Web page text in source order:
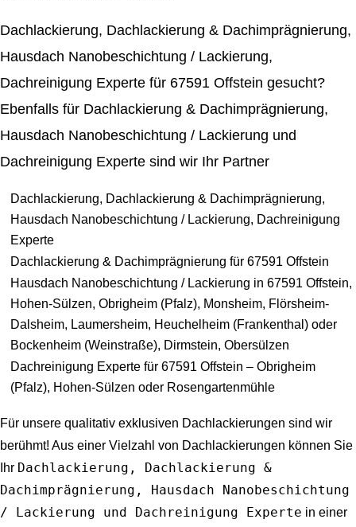
Dachlackierung, Dachlackierung & Dachimprägnierung,
Hausdach Nanobeschichtung / Lackierung,
Dachreinigung Experte für 67591 Offstein gesucht?
Ebenfalls für Dachlackierung & Dachimprägnierung,
Hausdach Nanobeschichtung / Lackierung und
Dachreinigung Experte sind wir Ihr Partner
Dachlackierung, Dachlackierung & Dachimprägnierung,
Hausdach Nanobeschichtung / Lackierung, Dachreinigung
Experte
Dachlackierung & Dachimprägnierung für 67591 Offstein
Hausdach Nanobeschichtung / Lackierung in 67591 Offstein,
Hohen-Sülzen, Obrigheim (Pfalz), Monsheim, Flörsheim-
Dalsheim, Laumersheim, Heuchelheim (Frankenthal) oder
Bockenheim (Weinstraße), Dirmstein, Obersülzen
Dachreinigung Experte für 67591 Offstein – Obrigheim
(Pfalz), Hohen-Sülzen oder Rosengartenmühle
Für unsere qualitativ exklusiven Dachlackierungen sind wir
berühmt! Aus einer Vielzahl von Dachlackierungen können Sie
Ihr Dachlackierung, Dachlackierung &
Dachimprägnierung, Hausdach Nanobeschichtung
/ Lackierung und Dachreinigung Experte in einer